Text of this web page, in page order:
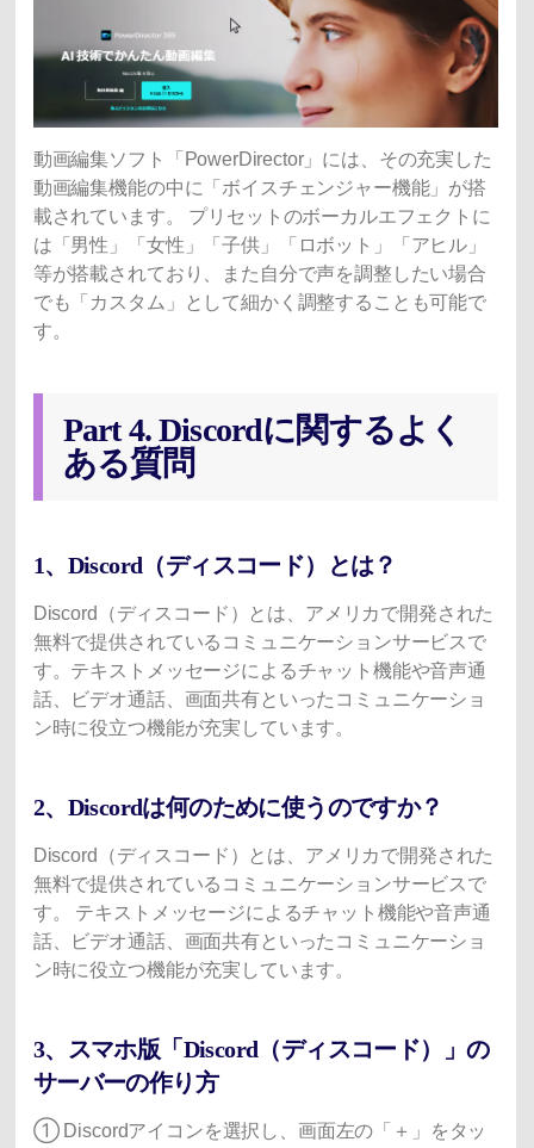
動画編集ソフト「PowerDirector」には、その充実した
動画編集機能の中に「ボイスチェンジャー機能」が搭
載されています。 プリセットのボーカルエフェクトに
は「男性」「女性」「子供」「ロボット」「アヒル」
等が搭載されており、また自分で声を調整したい場合
でも「カスタム」として細かく調整することも可能で
す。
Part 4. Discordに関するよく
ある質問
1、Discord（ディスコード）とは？
Discord（ディスコード）とは、アメリカで開発された
無料で提供されているコミュニケーションサービスで
す。テキストメッセージによるチャット機能や音声通
話、ビデオ通話、画面共有といったコミュニケーショ
ン時に役立つ機能が充実しています。
2、Discordは何のために使うのですか？
Discord（ディスコード）とは、アメリカで開発された
無料で提供されているコミュニケーションサービスで
す。 テキストメッセージによるチャット機能や音声通
話、ビデオ通話、画面共有といったコミュニケーショ
ン時に役立つ機能が充実しています。
3、スマホ版「Discord（ディスコード）」の
サーバーの作り方
① Discordアイコンを選択し、画面左の「＋」をタッ